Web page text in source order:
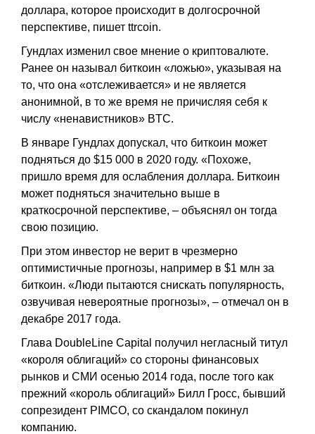
доллара, которое происходит в долгосрочной
перспективе, пишет ttrcoin.
Гундлах изменил свое мнение о криптовалюте.
Ранее он называл биткоин «ложью», указывая на
то, что она «отслеживается» и не является
анонимной, в то же время не причисляя себя к
числу «ненавистников» BTC.
В январе Гундлах допускал, что биткоин может
подняться до $15 000 в 2020 году. «Похоже,
пришло время для ослабления доллара. Биткоин
может подняться значительно выше в
краткосрочной перспективе, – объяснял он тогда
свою позицию.
При этом инвестор не верит в чрезмерно
оптимистичные прогнозы, например в $1 млн за
биткоин. «Люди пытаются снискать популярность,
озвучивая невероятные прогнозы», – отмечал он в
декабре 2017 года.
Глава DoubleLine Capital получил негласный титул
«короля облигаций» со стороны финансовых
рынков и СМИ осенью 2014 года, после того как
прежний «король облигаций» Билл Гросс, бывший
сопрезидент PIMCO, со скандалом покинул
компанию.